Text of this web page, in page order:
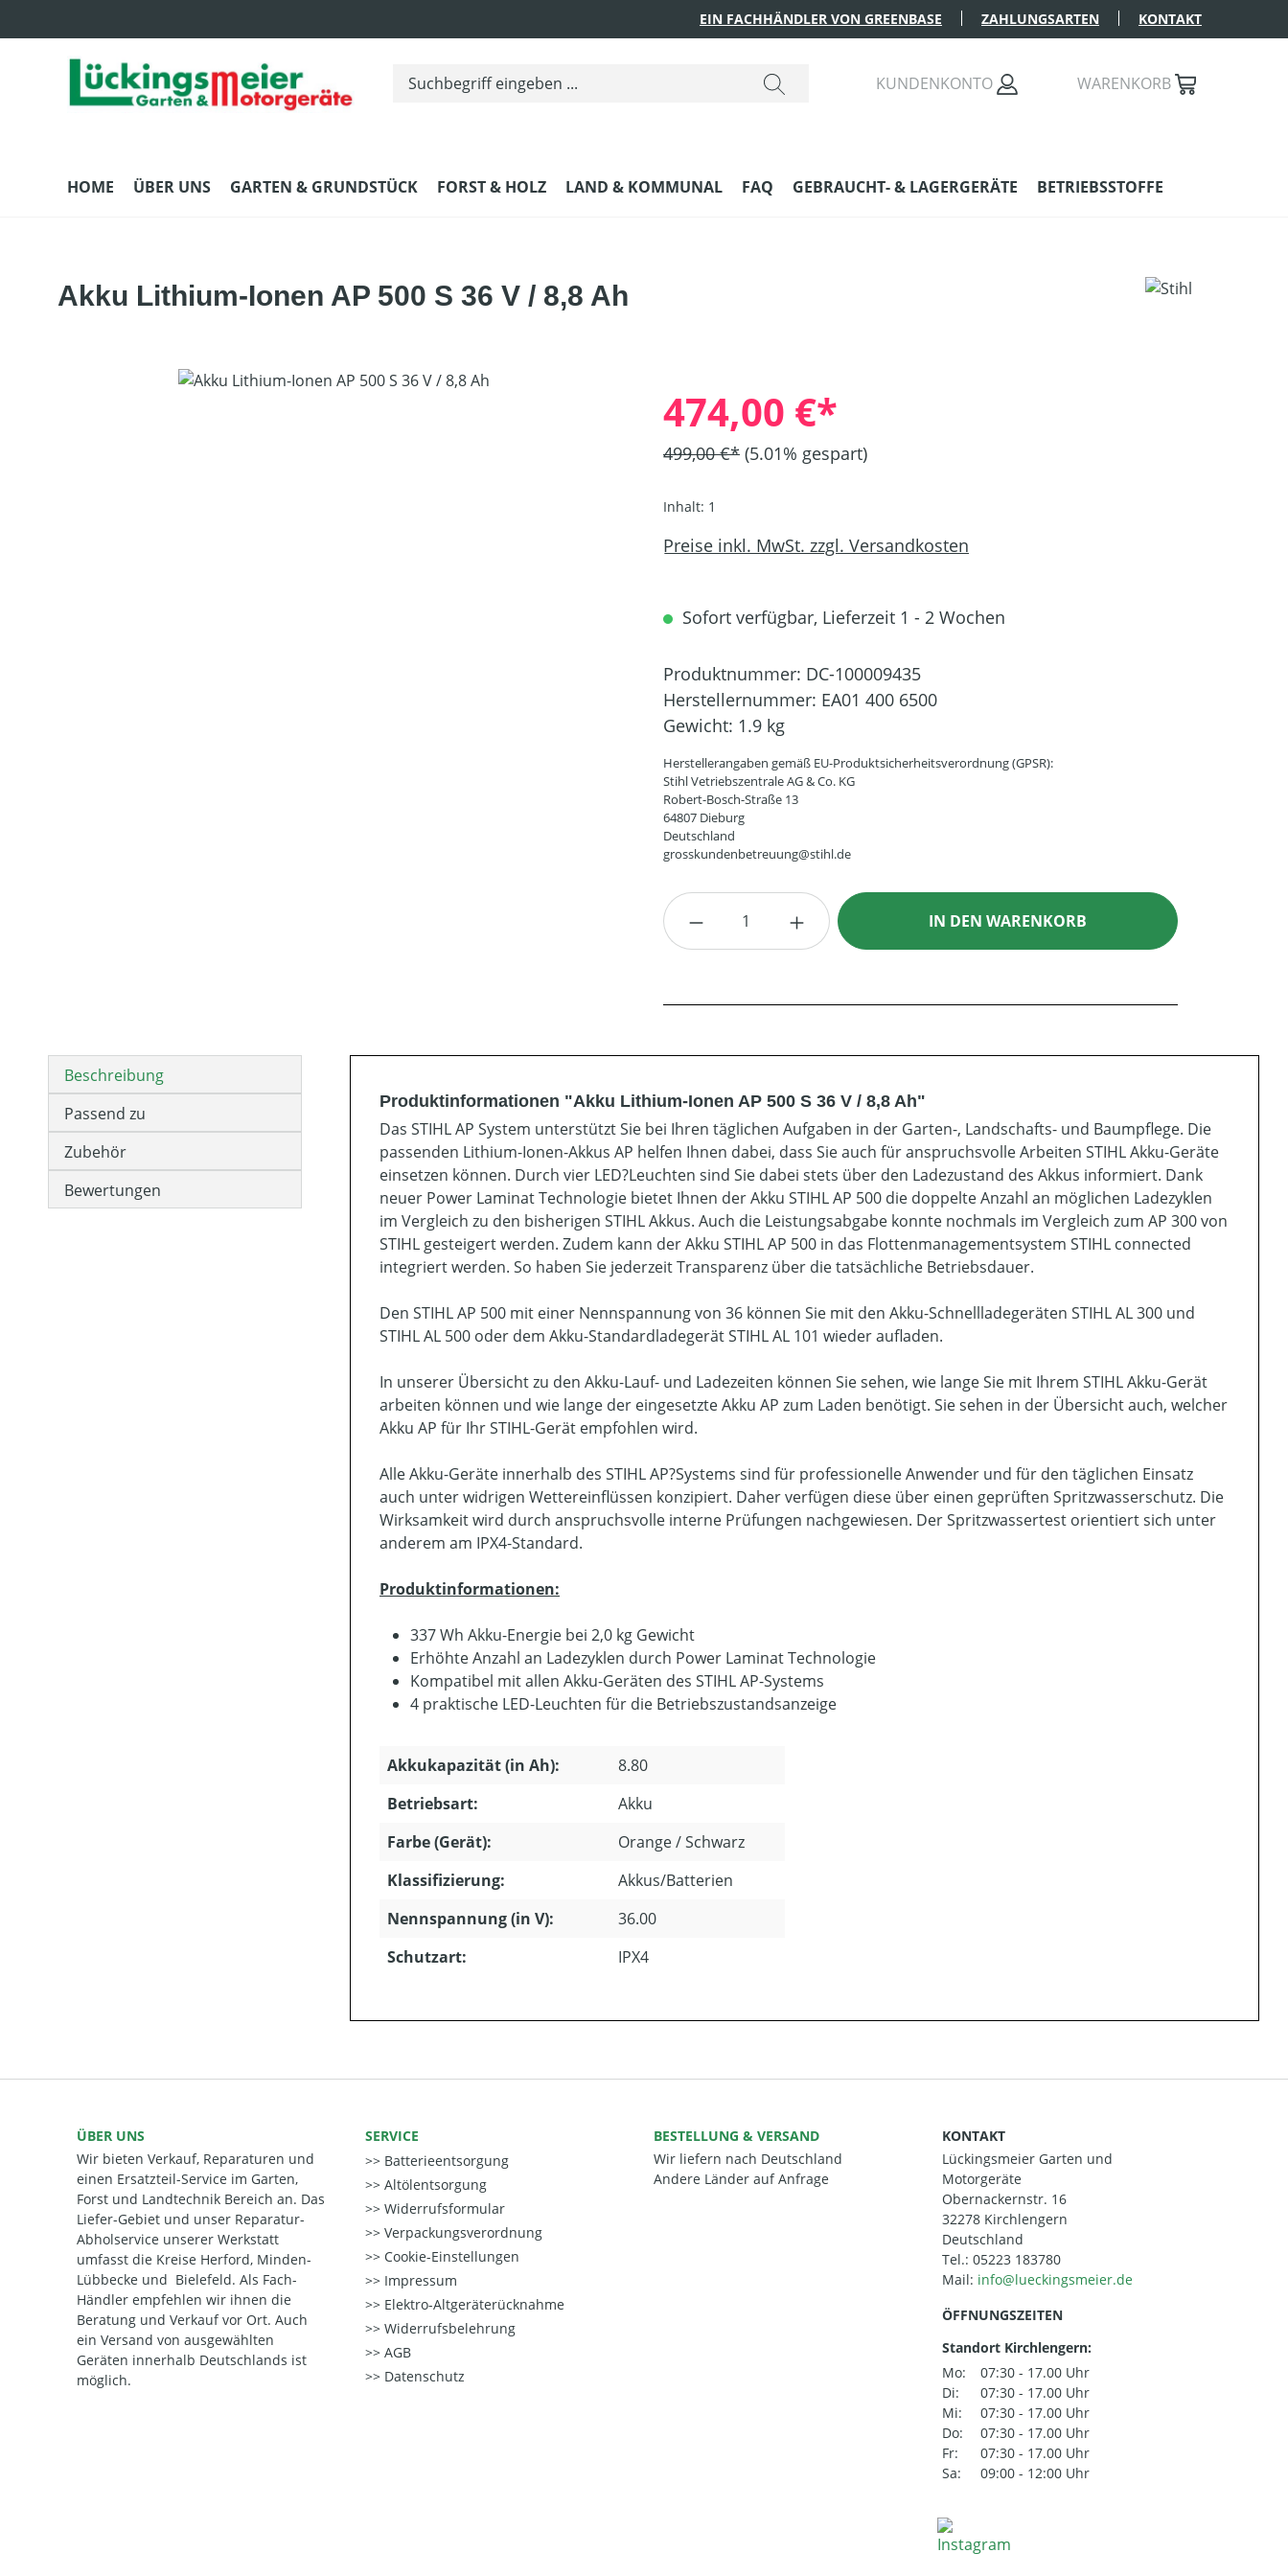
EIN FACHHÄNDLER VON GREENBASE ZAHLUNGSARTEN KONTAKT
KUNDENKONTO WARENKORB
HOME ÜBER UNS GARTEN & GRUNDSTÜCK FORST & HOLZ LAND & KOMMUNAL FAQ GEBRAUCHT- & LAGERGERÄTE BETRIEBSSTOFFE
Akku Lithium-Ionen AP 500 S 36 V / 8,8 Ah
Bildergalerie überspringen
474,00 €*
499,00 €* (5.01% gespart)
Inhalt: 1
Preise inkl. MwSt. zzgl. Versandkosten
Sofort verfügbar, Lieferzeit 1 - 2 Wochen
Produktnummer: DC-100009435
Herstellernummer: EA01 400 6500
Gewicht: 1.9 kg
Herstellerangaben gemäß EU-Produktsicherheitsverordnung (GPSR):
Stihl Vetriebszentrale AG & Co. KG
Robert-Bosch-Straße 13
64807 Dieburg
Deutschland
grosskundenbetreuung@stihl.de
Produkt Anzahl: Gib den gewünschten Wert ein oder
IN DEN WARENKORB
Beschreibung
Passend zu
Zubehör
Bewertungen
Produktinformationen "Akku Lithium-Ionen AP 500 S 36 V / 8,8 Ah"
Das STIHL AP System unterstützt Sie bei Ihren täglichen Aufgaben in der Garten-, Landschafts- und Baumpflege. Die
passenden Lithium-Ionen-Akkus AP helfen Ihnen dabei, dass Sie auch für anspruchsvolle Arbeiten STIHL Akku-Geräte
einsetzen können. Durch vier LED?Leuchten sind Sie dabei stets über den Ladezustand des Akkus informiert. Dank
neuer Power Laminat Technologie bietet Ihnen der Akku STIHL AP 500 die doppelte Anzahl an möglichen Ladezyklen
im Vergleich zu den bisherigen STIHL Akkus. Auch die Leistungsabgabe konnte nochmals im Vergleich zum AP 300 von
STIHL gesteigert werden. Zudem kann der Akku STIHL AP 500 in das Flottenmanagementsystem STIHL connected
integriert werden. So haben Sie jederzeit Transparenz über die tatsächliche Betriebsdauer.
Den STIHL AP 500 mit einer Nennspannung von 36 können Sie mit den Akku-Schnellladegeräten STIHL AL 300 und
STIHL AL 500 oder dem Akku-Standardladegerät STIHL AL 101 wieder aufladen.
In unserer Übersicht zu den Akku-Lauf- und Ladezeiten können Sie sehen, wie lange Sie mit Ihrem STIHL Akku-Gerät
arbeiten können und wie lange der eingesetzte Akku AP zum Laden benötigt. Sie sehen in der Übersicht auch, welcher
Akku AP für Ihr STIHL-Gerät empfohlen wird.
Alle Akku-Geräte innerhalb des STIHL AP?Systems sind für professionelle Anwender und für den täglichen Einsatz
auch unter widrigen Wettereinflüssen konzipiert. Daher verfügen diese über einen geprüften Spritzwasserschutz. Die
Wirksamkeit wird durch anspruchsvolle interne Prüfungen nachgewiesen. Der Spritzwassertest orientiert sich unter
anderem am IPX4-Standard.
Produktinformationen:
337 Wh Akku-Energie bei 2,0 kg Gewicht
Erhöhte Anzahl an Ladezyklen durch Power Laminat Technologie
Kompatibel mit allen Akku-Geräten des STIHL AP-Systems
4 praktische LED-Leuchten für die Betriebszustandsanzeige
Akkukapazität (in Ah):
8.80
Betriebsart:
Akku
Farbe (Gerät):
Orange / Schwarz
Klassifizierung:
Akkus/Batterien
Nennspannung (in V):
36.00
Schutzart:
IPX4
ÜBER UNS
Wir bieten Verkauf, Reparaturen und
einen Ersatzteil-Service im Garten,
Forst und Landtechnik Bereich an. Das
Liefer-Gebiet und unser Reparatur-
Abholservice unserer Werkstatt
umfasst die Kreise Herford, Minden-
Lübbecke und Bielefeld. Als Fach-
Händler empfehlen wir ihnen die
Beratung und Verkauf vor Ort. Auch
ein Versand von ausgewählten
Geräten innerhalb Deutschlands ist
möglich.
SERVICE
Batterieentsorgung
Altölentsorgung
Widerrufsformular
Verpackungsverordnung
Cookie-Einstellungen
Impressum
Elektro-Altgeräterücknahme
Widerrufsbelehrung
AGB
Datenschutz
BESTELLUNG & VERSAND
Wir liefern nach Deutschland
Andere Länder auf Anfrage
KONTAKT
Lückingsmeier Garten und
Motorgeräte
Obernackernstr. 16
32278 Kirchlengern
Deutschland
Tel.: 05223 183780
Mail:
ÖFFNUNGSZEITEN
Standort Kirchlengern:
Mo:
07:30 - 17.00 Uhr
Di:
07:30 - 17.00 Uhr
Mi:
07:30 - 17.00 Uhr
Do:
07:30 - 17.00 Uhr
Fr:
07:30 - 17.00 Uhr
Sa:
09:00 - 12:00 Uhr